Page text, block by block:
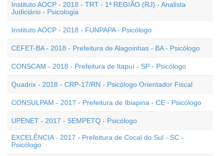
Instituto AOCP - 2018 - TRT - 1ª REGIÃO (RJ) - Analista
Judiciário - Psicologia
Instituto AOCP - 2018 - FUNPAPA - Psicólogo
CEFET-BA - 2018 - Prefeitura de Alagoinhas - BA - Psicólogo
CONSCAM - 2018 - Prefeitura de Itapuí - SP - Psicólogo
Quadrix - 2018 - CRP-17/RN - Psicólogo Orientador Fiscal
CONSULPAM - 2017 - Prefeitura de Ibiapina - CE - Psicólogo
UPENET - 2017 - SEMPETQ - Psicólogo
EXCELÊNCIA - 2017 - Prefeitura de Cocal do Sul - SC -
Psicólogo